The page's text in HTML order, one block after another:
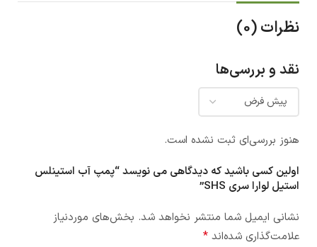
نظرات (0)
نقد و بررسی‌ها
هنوز بررسی‌ای ثبت نشده است.
اولین کسی باشید که دیدگاهی می نویسد “پمپ آب استینلس
استیل لوارا سری SHS”
نشانی ایمیل شما منتشر نخواهد شد. بخش‌های موردنیاز
علامت‌گذاری شده‌اند *